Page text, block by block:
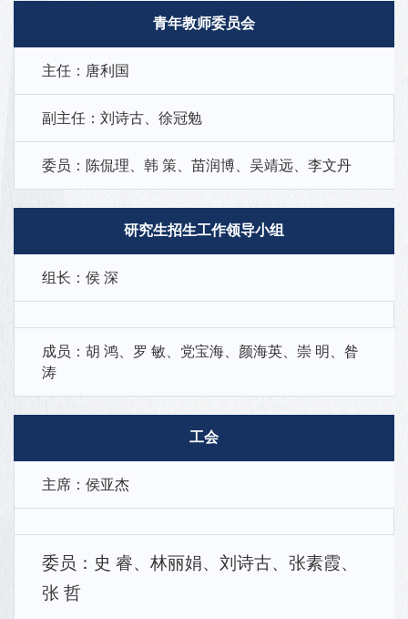
青年教师委员会
主任：唐利国
副主任：刘诗古、徐冠勉
委员：陈侃理、韩 策、苗润博、吴靖远、李文丹
研究生招生工作领导小组
组长：侯 深
成员：胡 鸿、罗 敏、党宝海、颜海英、崇 明、昝
涛
工会
主席：侯亚杰
委员：史 睿、林丽娟、刘诗古、张素霞、
张 哲